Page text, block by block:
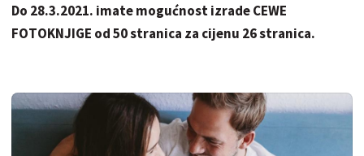
Do 28.3.2021. imate mogućnost izrade CEWE
FOTOKNJIGE od 50 stranica za cijenu 26 stranica.